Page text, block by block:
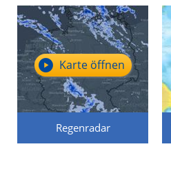
Regenradar
Karte öffnen